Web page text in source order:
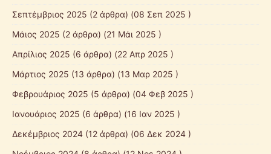
Σεπτέμβριος 2025 (2 άρθρα) (08 Σεπ 2025 )
Mάιος 2025 (2 άρθρα) (21 Μάι 2025 )
Απρίλιος 2025 (6 άρθρα) (22 Απρ 2025 )
Μάρτιος 2025 (13 άρθρα) (13 Μαρ 2025 )
Φεβρουάριος 2025 (5 άρθρα) (04 Φεβ 2025 )
Ιανουάριος 2025 (6 άρθρα) (16 Ιαν 2025 )
Δεκέμβριος 2024 (12 άρθρα) (06 Δεκ 2024 )